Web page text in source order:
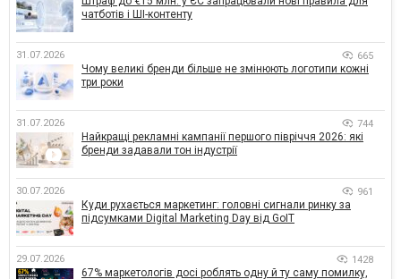
чатботів і ШІ-контенту
31.07.2026 665
Чому великі бренди більше не змінюють логотипи кожні
три роки
31.07.2026 744
Найкращі рекламні кампанії першого півріччя 2026: які
бренди задавали тон індустрії
30.07.2026 961
Куди рухається маркетинг: головні сигнали ринку за
підсумками Digital Marketing Day від GoIT
29.07.2026 1428
67% маркетологів досі роблять одну й ту саму помилку,